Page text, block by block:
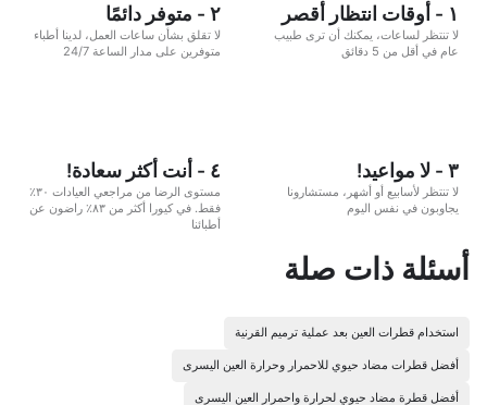
١ - أوقات انتظار أقصر
لا تنتظر لساعات، يمكنك أن ترى طبيب
عام في أقل من 5 دقائق
٢ - متوفر دائمًا
لا تقلق بشأن ساعات العمل، لدينا أطباء
متوفرين على مدار الساعة 24/7
٣ - لا مواعيد!
لا تنتظر لأسابيع أو أشهر، مستشارونا
يجاوبون في نفس اليوم
٤ - أنت أكثر سعادة!
مستوى الرضا من مراجعي العيادات ٣٠٪
فقط. في كيورا أكثر من ٨٣٪ راضون عن
أطبائنا
أسئلة ذات صلة
استخدام قطرات العين بعد عملية ترميم القرنية
أفضل قطرات مضاد حيوي للاحمرار وحرارة العين اليسرى
أفضل قطرة مضاد حيوي لحرارة واحمرار العين اليسرى